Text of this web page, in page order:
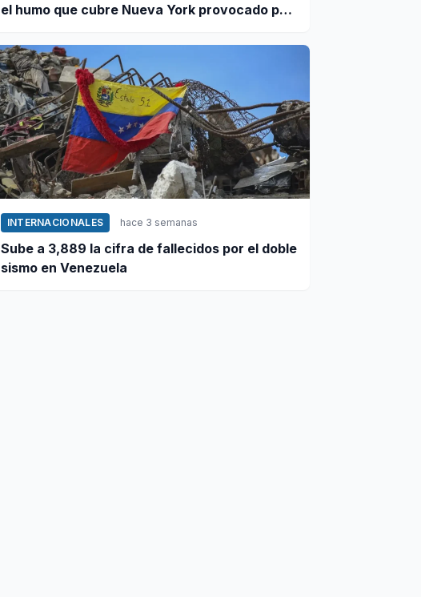
el humo que cubre Nueva York provocado por
INTERNACIONALES hace 3 semanas
Sube a 3,889 la cifra de fallecidos por el doble
sismo en Venezuela